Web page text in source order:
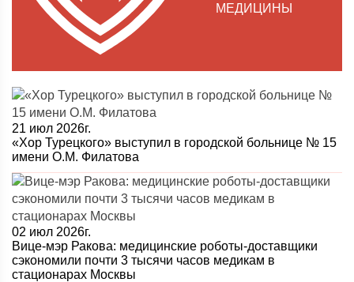
МЕДИЦИНЫ
21 июл 2026г.
«Хор Турецкого» выступил в городской больнице № 15
имени О.М. Филатова
02 июл 2026г.
Вице-мэр Ракова: медицинские роботы-доставщики
сэкономили почти 3 тысячи часов медикам в
стационарах Москвы